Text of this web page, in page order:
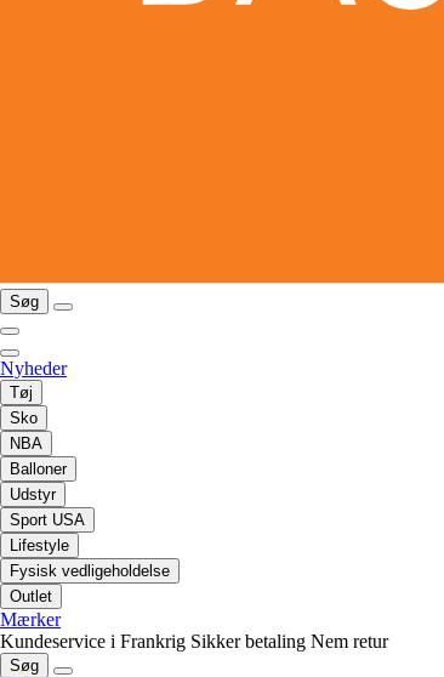
Søg
Nyheder
Tøj
Sko
NBA
Balloner
Udstyr
Sport USA
Lifestyle
Fysisk vedligeholdelse
Outlet
Mærker
Kundeservice i Frankrig Sikker betaling Nem retur
Søg